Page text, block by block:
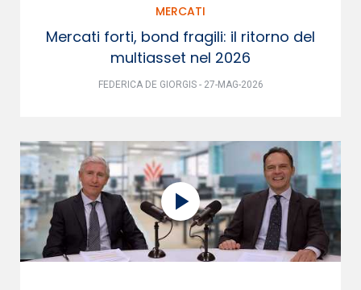
MERCATI
Mercati forti, bond fragili: il ritorno del
multiasset nel 2026
FEDERICA DE GIORGIS - 27-MAG-2026